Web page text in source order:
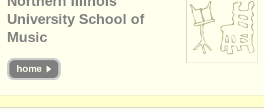
stages/cours
concours/
instruments à vendre
University School of
Music
home